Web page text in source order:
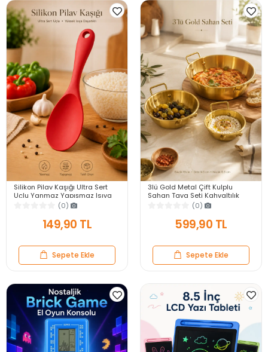
Silikon Pilav Kaşığı Ultra Sert
Uçlu Yanmaz Yapışmaz Isıya
Dayanıklı Kırmızı Servis Yemek
(0)
149,90 TL
Sepete Ekle
3lü Gold Metal Çift Kulplu
Sahan Tava Seti Kahvaltılık
Meze Menemen Mutfak Sofra
Sunum Kabı Seti
(0)
599,90 TL
Sepete Ekle